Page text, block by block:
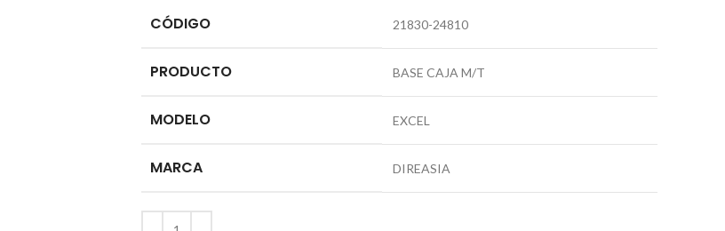
CÓDIGO 21830-24810
PRODUCTO BASE CAJA M/T
MODELO EXCEL
MARCA DIREASIA